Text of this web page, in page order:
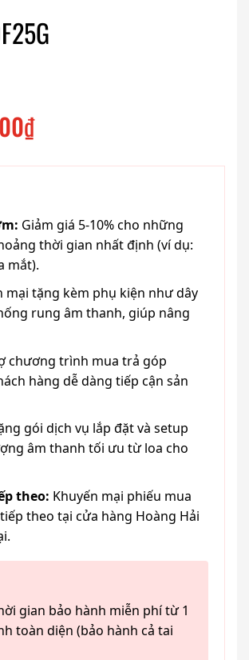
₫
Giảm giá 5-10% cho những
thời gian nhất định (ví dụ:
mắt).
mại tặng kèm phụ kiện như dây
rung âm thanh, giúp nâng
chương trình mua trả góp
hàng dễ dàng tiếp cận sản
gói dịch vụ lắp đặt và setup
âm thanh tối ưu từ loa cho
theo: Khuyến mại phiếu mua
theo tại cửa hàng Hoàng Hải
gian bảo hành miễn phí từ 1
toàn diện (bảo hành cả tai